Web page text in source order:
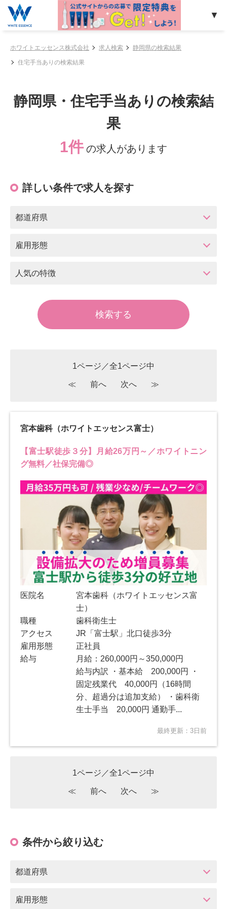
ホワイトエッセンス株式会社 求人検索 静岡県の検索結果
住宅手当ありの検索結果
静岡県・住宅手当ありの検索結
果
1件 の求人があります
詳しい条件で求人を探す
都道府県
雇用形態
人気の特徴
1ページ／全1ページ中
≪ 前へ 次へ ≫
宮本歯科（ホワイトエッセンス富士）
【富士駅徒歩３分】月給26万円～／ホワイトニン
グ無料／社保完備◎
医院名
宮本歯科（ホワイトエッセンス富
士）
職種
歯科衛生士
アクセス
JR「富士駅」北口徒歩3分
雇用形態
正社員
給与
月給：260,000円～350,000円
給与内訳 ・基本給 200,000円 ・
固定残業代 40,000円（16時間
分、超過分は追加支給） ・歯科衛
生士手当 20,000円 通勤手...
最終更新：3日前
1ページ／全1ページ中
≪ 前へ 次へ ≫
条件から絞り込む
都道府県
雇用形態